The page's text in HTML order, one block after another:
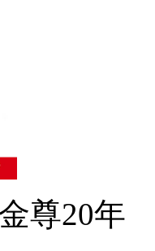
尊20年